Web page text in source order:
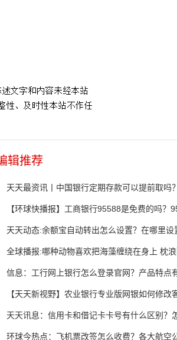
辑推荐
天天最资讯丨中国银行定期存款可以提前取吗
【环球快播报】工商银行95588是免费的吗？
天天动态:余额宝自动转出怎么设置？在哪里设
全球播报:哪种动物喜欢把海藻缠绕在身上 枕浪
信息：工行网上银行怎么登录官网？产品特点
【天天新视野】农业银行专业版网银如何修改
天天讯息：信用卡和借记卡卡号有什么区别？
环球今热点：飞机票改签怎么收费？各大航空